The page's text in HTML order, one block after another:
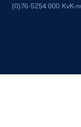
(0)76-5254 000 KvK-